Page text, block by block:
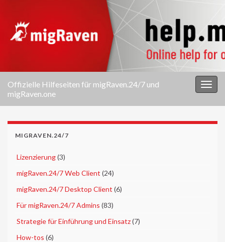
Offizielle Hilfeseiten für migRaven.24/7 und
migRaven.one
MIGRAVEN.24/7
Lizenzierung(3)
migRaven.24/7 Web Client (24)
migRaven.24/7 Desktop Client (6)
Für migRaven.24/7 Admins (83)
Strategie für Einführung und Einsatz(7)
How-tos (6)